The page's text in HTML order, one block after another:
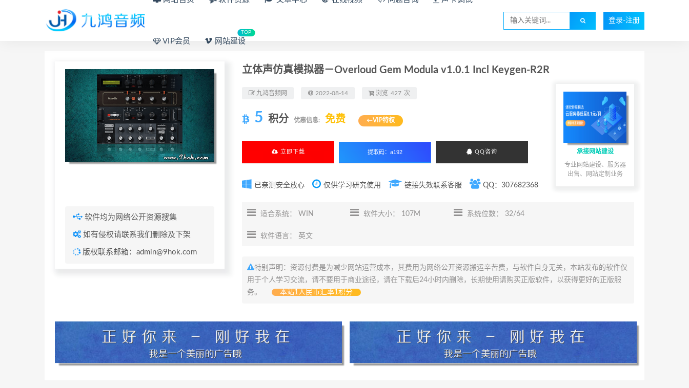
VIP会员 网站建设
TOP
登录-注册
软件均为网络公开资源搜集
如有侵权请联系我们删除及下架
版权联系邮箱：admin@9hok.com
立体声仿真模拟器－Overloud Gem Modula v1.0.1 Incl Keygen-R2R
九鸿音频网 2022-08-14 浏览 427 次
承接网站建设
专业网站建设、服务器
出售、网站定制业务
5 积分 优惠信息: 免费 ←VIP特权
立即下载 QQ咨询
已亲测安全放心 仅供学习研究使用 链接失效联系客服 QQ：307682368
适合系统： WIN 软件大小： 107M 系统位数： 32/64
软件语言： 英文
特别声明：资源付费是为减少网站运营成本，其费用为网络公开资源搬运辛苦费，与软件自身无关，本站发布的软件仅
用于个人学习交流，请不要用于商业途径，请在下载后24小时内删除，长期使用请购买正版软件，以获得更好的正版服
务。
本站1人民币汇率1积分